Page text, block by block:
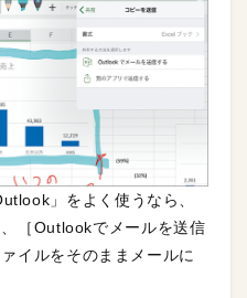
」をよく使うなら、
［Outlookでメールを送信
イルをそのままメールに